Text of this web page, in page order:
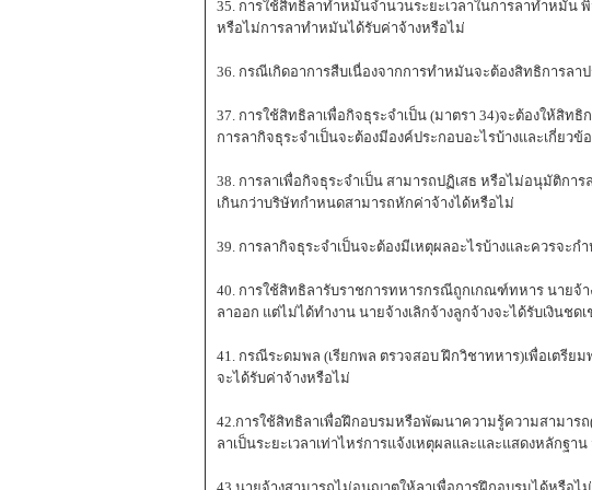
35. การใช้สิทธิลาทำหมันจำนวนระยะเวลาในการลาทำหมัน
หรือไม่การลาทำหมันได้รับค่าจ้างหรือไม่
36. กรณีเกิดอาการสืบเนื่องจากการทำหมันจะต้องสิทธิการลาป
37. การใช้สิทธิลาเพื่อกิจธุระจำเป็น (มาตรา 34)จะต้องให้สิท
การลากิจธุระจำเป็นจะต้องมีองค์ประกอบอะไรบ้างและเกี่ยวข้
38. การลาเพื่อกิจธุระจำเป็น สามารถปฏิเสธ หรือไม่อนุมัติกา
เกินกว่าบริษัทกำหนดสามารถหักค่าจ้างได้หรือไม่
39. การลากิจธุระจำเป็นจะต้องมีเหตุผลอะไรบ้างและควรจะ
40. การใช้สิทธิลารับราชการทหารกรณีถูกเกณฑ์ทหาร นายจ้
ลาออก แต่ไม่ได้ทำงาน นายจ้างเลิกจ้างลูกจ้างจะได้รับเงินชด
41. กรณีระดมพล (เรียกพล ตรวจสอบ ฝึกวิชาทหาร)เพื่อเตรีย
จะได้รับค่าจ้างหรือไม่
42.การใช้สิทธิลาเพื่อฝึกอบรมหรือพัฒนาความรู้ความสามารถ
ลาเป็นระยะเวลาเท่าไหร่การแจ้งเหตุผลและและแสดงหลักฐา